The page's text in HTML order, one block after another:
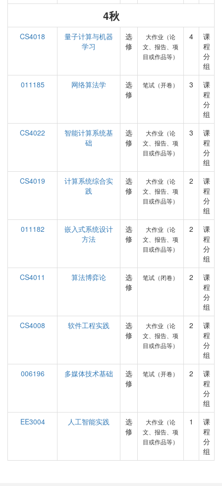
4秋
CS4018
量子计算与机器
学习
选
修
大作业（论
文、报告、项
目或作品等）
4
课
程
分
组
011185
网络算法学
选
修
笔试（开卷） 3
课
程
分
组
CS4022
智能计算系统基
础
选
修
大作业（论
文、报告、项
目或作品等）
3
课
程
分
组
CS4019
计算系统综合实
践
选
修
大作业（论
文、报告、项
目或作品等）
2
课
程
分
组
011182
嵌入式系统设计
方法
选
修
大作业（论
文、报告、项
目或作品等）
2
课
程
分
组
CS4011
算法博弈论
选
修
笔试（闭卷） 2
课
程
分
组
CS4008
软件工程实践
选
修
大作业（论
文、报告、项
目或作品等）
2
课
程
分
组
006196
多媒体技术基础
选
修
笔试（开卷） 2
课
程
分
组
EE3004
人工智能实践
选
修
大作业（论
文、报告、项
目或作品等）
1
课
程
分
组